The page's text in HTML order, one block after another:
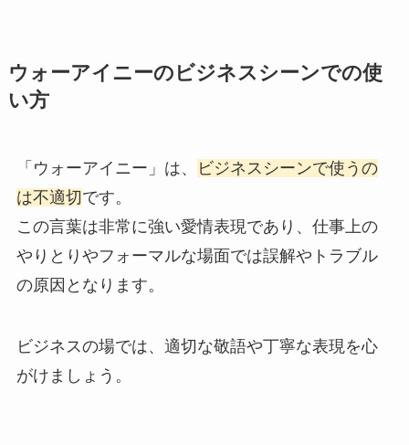
ウォーアイニーのビジネスシーンでの使
い方
「ウォーアイニー」は、
ビジネスシーンで使うの
は不適切です。
この言葉は非常に強い愛情表現であり、仕事上の
やりとりやフォーマルな場面では誤解やトラブル
の原因となります。
ビジネスの場では、適切な敬語や丁寧な表現を心
がけましょう。